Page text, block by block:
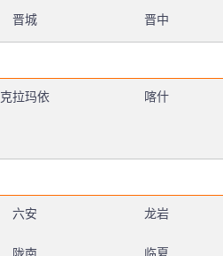
晋城 晋中
克拉玛依 喀什
六安 龙岩